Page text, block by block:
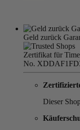
Geld zurück
Zertifikat für
No.
Dieser